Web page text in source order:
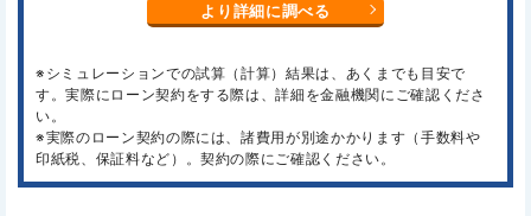
より詳細に調べる
※シミュレーションでの試算（計算）結果は、あくまでも目安で
す。実際にローン契約をする際は、詳細を金融機関にご確認くださ
い。
※実際のローン契約の際には、諸費用が別途かかります（手数料や
印紙税、保証料など）。契約の際にご確認ください。